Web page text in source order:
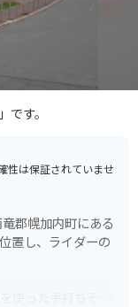
す。
は保証されていませ
郡幌加内町にある
置し、ライダーの
使った手打ちそば